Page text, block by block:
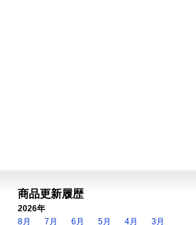
商品更新履歴
2026年
8月
7月 6月 5月 4月 3月